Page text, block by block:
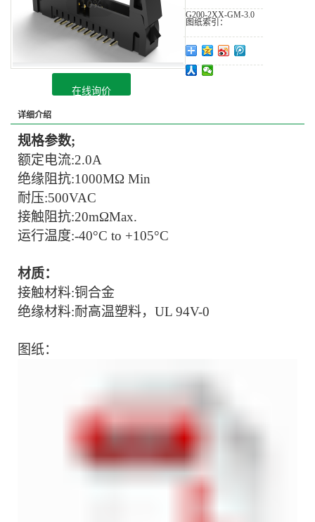
G200-2XX-GM-3.0
图纸索引：
在线询价
详细介绍
规格参数;
额定电流:2.0A
绝缘阻抗:1000MΩ Min
耐压:500VAC
接触阻抗:20mΩMax.
运行温度:-40°C to +105°C
材质：
接触材料:铜合金
绝缘材料:耐高温塑料，UL 94V-0
图纸：